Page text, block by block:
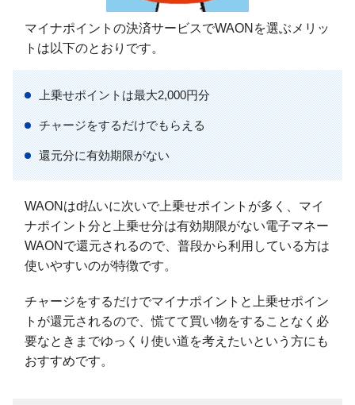
マイナポイントの決済サービスでWAONを選ぶメリッ
トは以下のとおりです。
上乗せポイントは最大2,000円分
チャージをするだけでもらえる
還元分に有効期限がない
WAONはd払いに次いで上乗せポイントが多く、マイ
ナポイント分と上乗せ分は有効期限がない電子マネー
WAONで還元されるので、普段から利用している方は
使いやすいのが特徴です。
チャージをするだけでマイナポイントと上乗せポイン
トが還元されるので、慌てて買い物をすることなく必
要なときまでゆっくり使い道を考えたいという方にも
おすすめです。